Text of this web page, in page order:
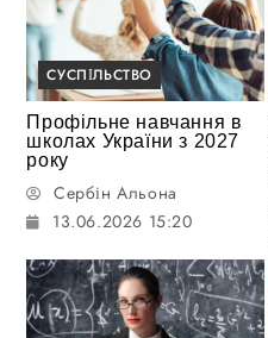
СУСПІЛЬСТВО
Профільне навчання в
школах України з 2027
року
Сербін Альона
13.06.2026 15:20